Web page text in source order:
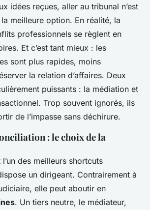
idées reçues, aller au tribunal n’est
meilleure option. En réalité, la
professionnels se règlent en
Et c’est tant mieux : les
sont plus rapides, moins
la relation d’affaires. Deux
puissants : la médiation et
Trop souvent ignorés, ils
de l’impasse sans déchirure.
: le choix de la
des meilleurs shortcuts
un dirigeant. Contrairement à
elle peut aboutir en
. Un tiers neutre, le médiateur,